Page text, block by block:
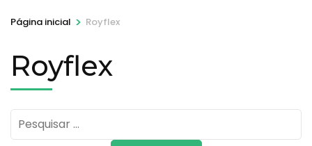
Página inicial > Royflex
Royflex
Pesquisar
por: